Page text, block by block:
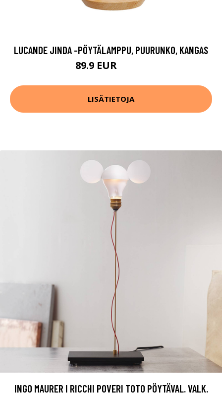
LUCANDE JINDA -PÖYTÄLAMPPU, PUURUNKO, KANGAS
89.9 EUR
LISÄTIETOJA
INGO MAURER I RICCHI POVERI TOTO PÖYTÄVAL. VALK.